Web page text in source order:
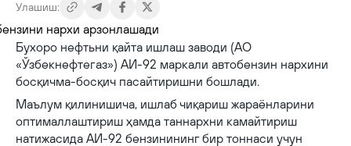
Улашиш:
Бухоро нефтьни қайта ишлаш заводи (АО
«Ўзбекнефтегаз») АИ-92 маркали автобензин нархини
босқичма-босқич пасайтиришни бошлади.
Маълум қилинишича, ишлаб чиқариш жараёнларини
оптималлаштириш ҳамда таннархни камайтириш
натижасида АИ-92 бензинининг бир тоннаси учун